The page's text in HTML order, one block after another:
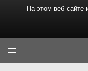
Menu
На этом веб-сайте